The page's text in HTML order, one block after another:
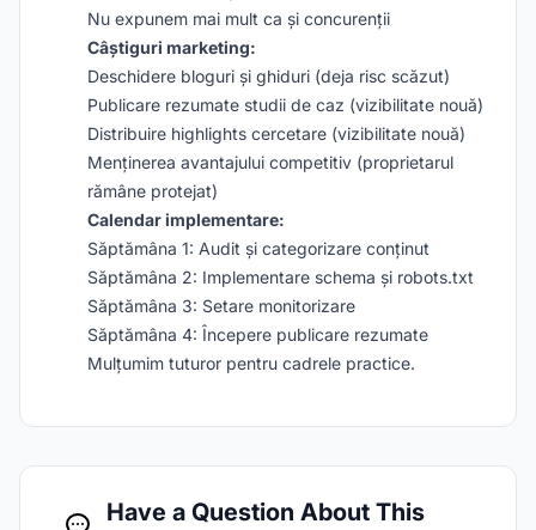
Nu expunem mai mult ca și concurenții
Câștiguri marketing:
Deschidere bloguri și ghiduri (deja risc scăzut)
Publicare rezumate studii de caz (vizibilitate nouă)
Distribuire highlights cercetare (vizibilitate nouă)
Menținerea avantajului competitiv (proprietarul
rămâne protejat)
Calendar implementare:
Săptămâna 1: Audit și categorizare conținut
Săptămâna 2: Implementare schema și robots.txt
Săptămâna 3: Setare monitorizare
Săptămâna 4: Începere publicare rezumate
Mulțumim tuturor pentru cadrele practice.
Have a Question About This